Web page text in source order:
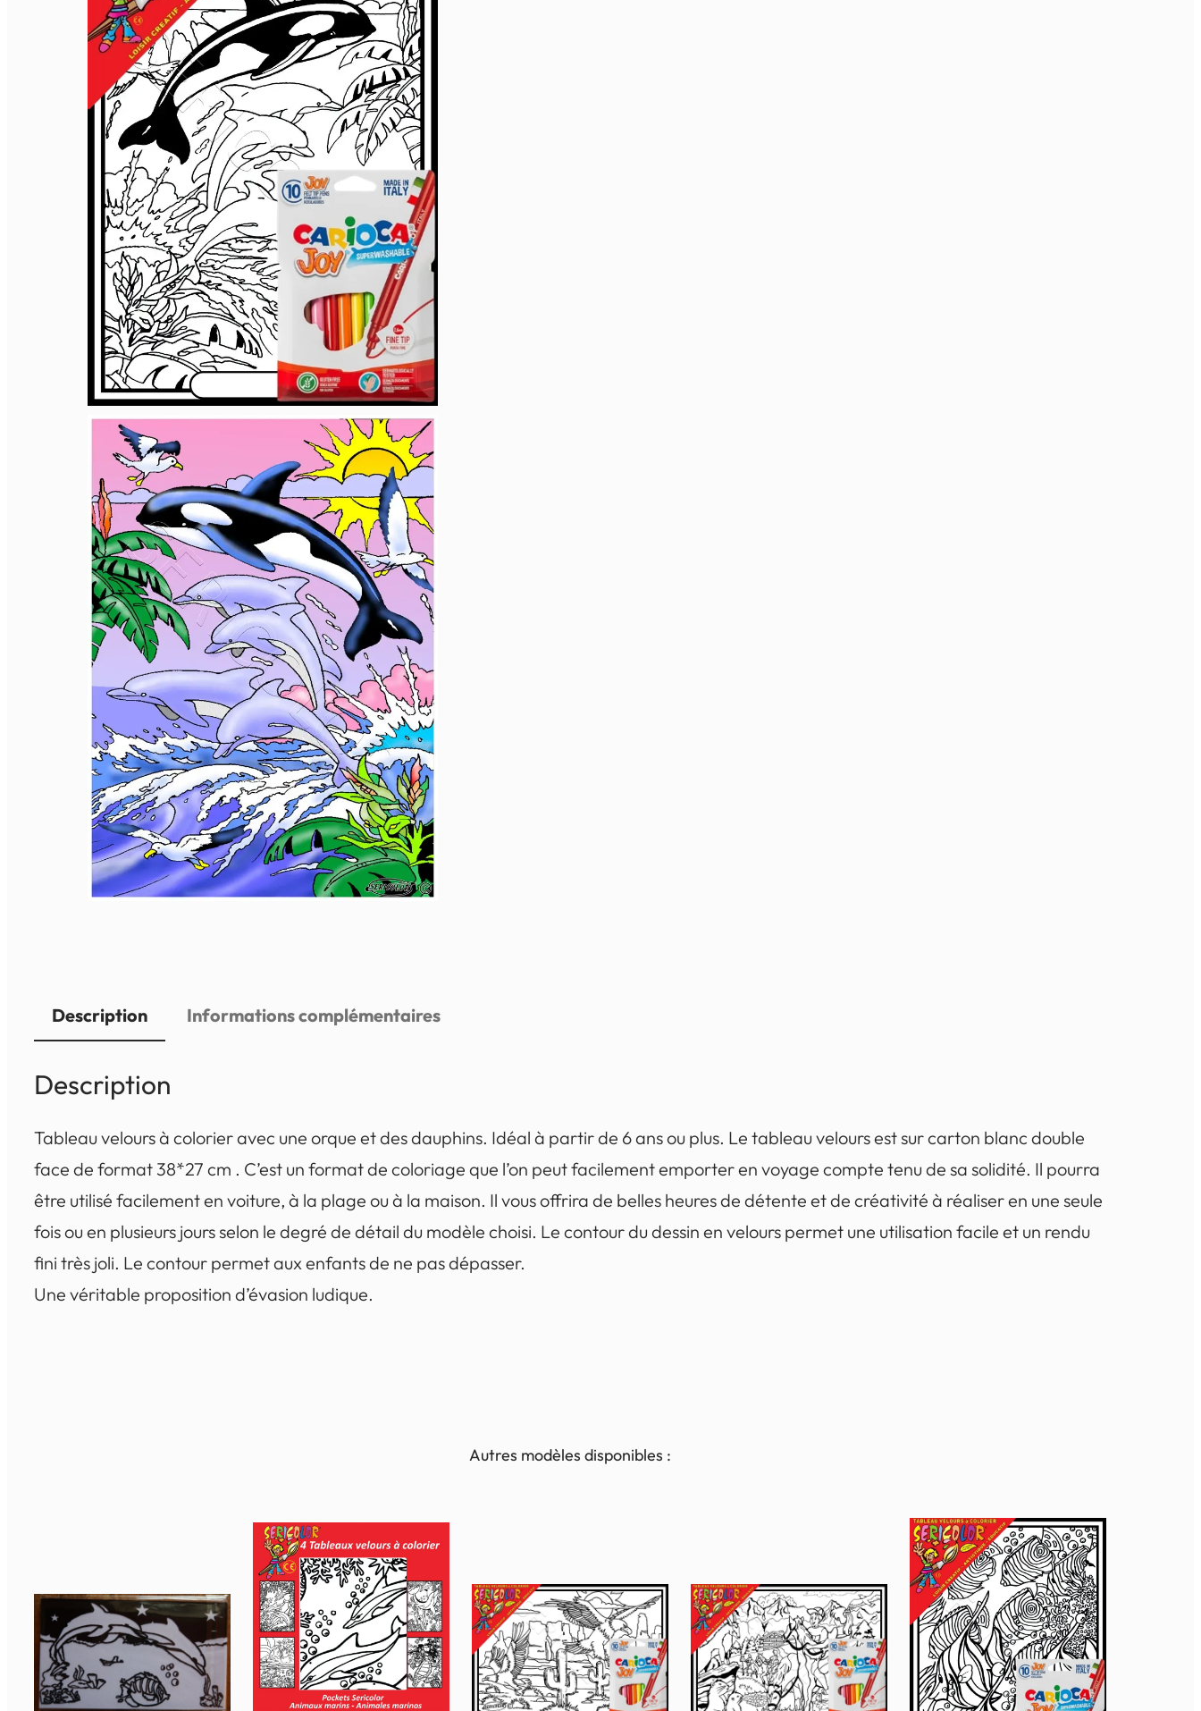
Description Informations complémentaires
Description
Tableau velours à colorier avec une orque et des dauphins. Idéal à partir de 6 ans ou plus. Le tableau velours est sur carton blanc double
face de format 38*27 cm . C’est un format de coloriage que l’on peut facilement emporter en voyage compte tenu de sa solidité. Il pourra
être utilisé facilement en voiture, à la plage ou à la maison. Il vous offrira de belles heures de détente et de créativité à réaliser en une seule
fois ou en plusieurs jours selon le degré de détail du modèle choisi. Le contour du dessin en velours permet une utilisation facile et un rendu
fini très joli. Le contour permet aux enfants de ne pas dépasser.
Une véritable proposition d’évasion ludique.
Autres modèles disponibles :